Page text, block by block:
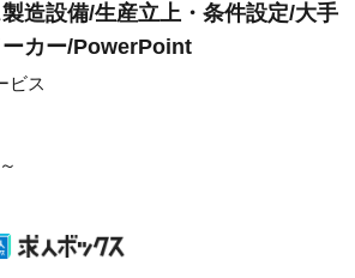
造設備/生産立上・条件設定/大手
カー/PowerPoint
ビス